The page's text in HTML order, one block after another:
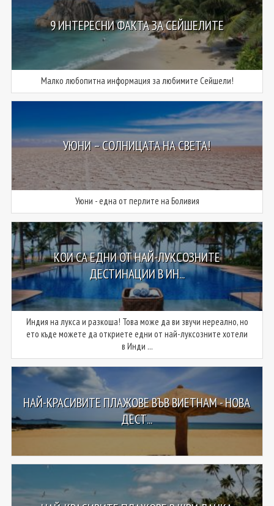
9 ИНТЕРЕСНИ ФАКТА ЗА СЕЙШЕЛИТЕ
Малко любопитна информация за любимите Сейшели!
УЮНИ – СОЛНИЦАТА НА СВЕТА!
Уюни - една от перлите на Боливия
КОИ СА ЕДНИ ОТ НАЙ-ЛУКСОЗНИТЕ
ДЕСТИНАЦИИ В ИН...
Индия на лукса и разкоша! Това може да ви звучи нереално, но
ето къде можете да откриете едни от най-луксозните хотели
в Инди ...
НАЙ-КРАСИВИТЕ ПЛАЖОВЕ ВЪВ ВИЕТНАМ - НОВА
ДЕСТ...